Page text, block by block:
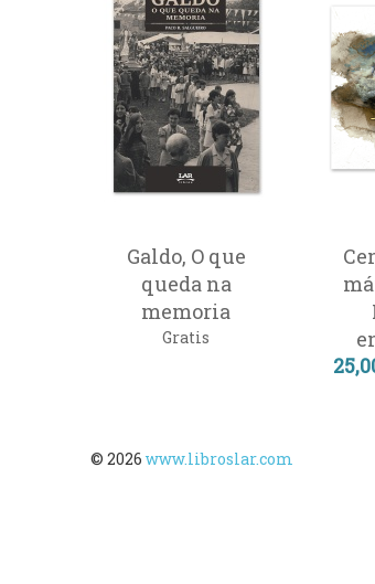
Galdo, O que
queda na
memoria
Gratis
© 2026www.libroslar.com